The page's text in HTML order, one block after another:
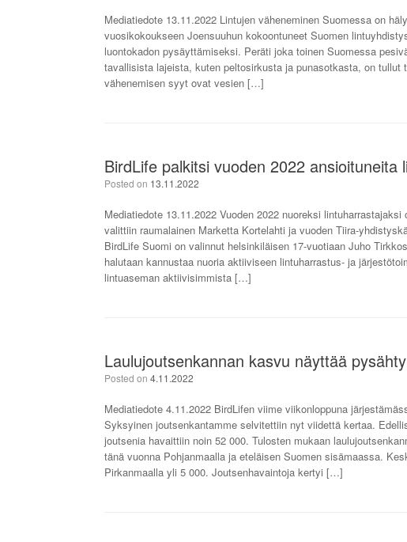
Mediatiedote 13.11.2022 Lintujen väheneminen Suomessa on
vuosikokoukseen Joensuuhun kokoontuneet Suomen
luontokadon pysäyttämiseksi. Peräti joka toinen Suomessa
tavallisista lajeista, kuten peltosirkusta ja punasotkasta, on
vähenemisen syyt ovat vesien […]
BirdLife palkitsi vuoden 2022 ansioituneita
Posted on 13.11.2022
Mediatiedote 13.11.2022 Vuoden 2022 nuoreksi
valittiin raumalainen Marketta Kortelahti ja vuoden Tiira-
BirdLife Suomi on valinnut helsinkiläisen 17-vuotiaan Juho
halutaan kannustaa nuoria aktiiviseen lintuharrastus- ja
lintuaseman aktiivisimmista […]
Laulujoutsenkannan kasvu näyttää
Posted on 4.11.2022
Mediatiedote 4.11.2022 BirdLifen viime viikonloppuna
Syksyinen joutsenkantamme selvitettiin nyt viidettä kertaa.
joutsenia havaittiin noin 52 000. Tulosten mukaan
tänä vuonna Pohjanmaalla ja eteläisen Suomen sisämaassa.
Pirkanmaalla yli 5 000. Joutsenhavaintoja kertyi […]